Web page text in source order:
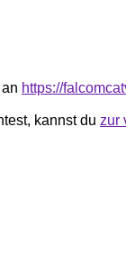
https://
kannst du zur